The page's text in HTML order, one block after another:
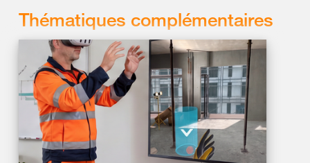
Thématiques complémentaires